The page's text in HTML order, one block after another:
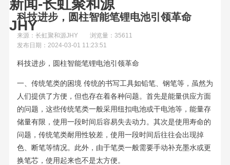
科技进步，圆柱智能笔锂电池引领革命
来源：长虹聚和源JHY
浏览量：35611
发布日期：2024-03-01 11:23:51
科技进步，圆柱智能笔锂电池引领革命
一、传统笔类的困境 传统的书写工具如铅笔、钢笔等，虽然为
人们提供了方便，但也存在着各种问题。首先是能量供应方面
的问题，这些传统笔类一般采用纽扣电池或干电池等，能量存
储量有限，使用一段时间后容易失去动力。其次是使用寿命的
问题，传统笔类耐用性较差，使用一段时间后往往会出现掉
色、断笔等情况。此外，由于笔类一般需要手动补充墨水或更
换笔芯，使用起来也不是太方便。